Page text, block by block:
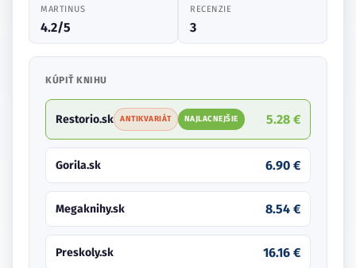
MARTINUS
4.2/5
RECENZIE
3
KÚPIŤ KNIHU
Restorio.sk ANTIKVARIÁT NAJLACNEJŠIE 5.28 €
Gorila.sk 6.90 €
Megaknihy.sk 8.54 €
Preskoly.sk 16.16 €